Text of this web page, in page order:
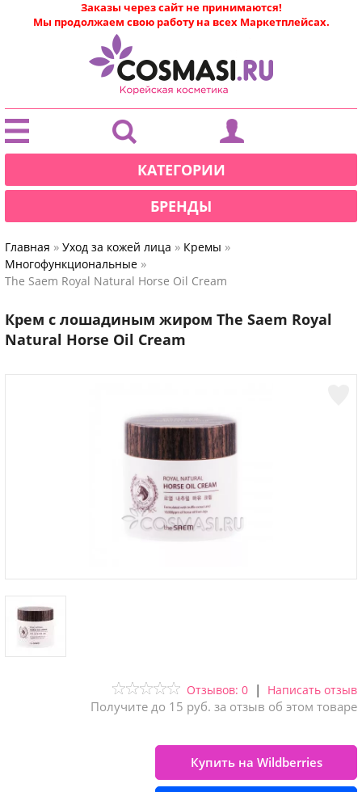
|
Заказы через сайт не принимаются!
Мы продолжаем свою работу на всех Маркетплейсах.
КАТЕГОРИИ
БРЕНДЫ
Главная » Уход за кожей лица » Кремы »
Многофункциональные »
The Saem Royal Natural Horse Oil Cream
Крем с лошадиным жиром The Saem Royal
Natural Horse Oil Cream
Отзывов: 0 | Написать отзыв
Получите до 15 руб. за отзыв об этом товаре
Купить на Wildberries